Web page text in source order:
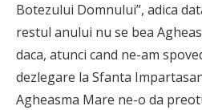
Botezului Domnului”, adica
restul anului nu se bea
daca, atunci cand ne-am
dezlegare la Sfanta
Agheasma Mare ne-o da